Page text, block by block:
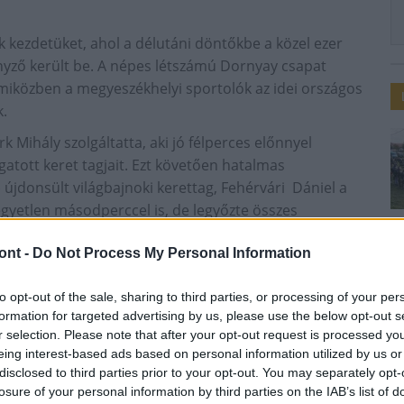
- Do Not Process My Personal Information
opt-out of the sale, sharing to third parties, or processing of your
for targeted advertising by us, please use the below opt-out
selection. Please note that after your opt-out request is processed
interest-based ads based on personal information utilized by us
to third parties prior to your opt-out. You may separately
of your personal information by third parties on the IAB’s list of
ahol a délutáni döntőkbe a közel ezer
került be. A népes létszámú Dornyay csapat
a megyeszékhelyi sportolók az idei országos
Mihály szolgáltatta, aki jó félperces előnnyel
keret tagjait. Ezt követően hatalmas
világbajnoki kerettag, Fehérvári Dániel a
másodperccel is, de legyőzte összes
sportoló állhatott fel
A szenior nők (N65) korosztályában a
Tiborné az ezüstérmes, F50 kategóriában pedig
bajnokságon pedig a bronzérmes helyezést érte
versenyző mögött, a tarjániak nem kis